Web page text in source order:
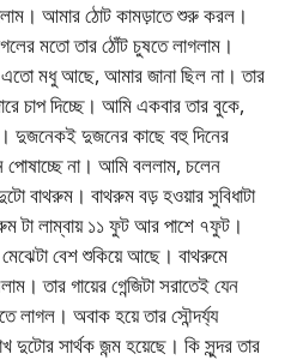
আমার ঠোট কামড়াতে শুরু করল।
মতো তার ঠোঁট চুষতে লাগলাম।
মধু আছে, আমার জানা ছিল না। তার
চাপ দিচ্ছে। আমি একবার তার বুকে,
দুজনেকই দুজনের কাছে বহু দিনের
পোষাচ্ছে না। আমি বললাম, চলেন
বাথরুম। বাথরুম বড় হওয়ার সুবিধাটা
টা লাম্বায় ১১ ফুট আর পাশে ৭ফুট।
বেশ শুকিয়ে আছে। বাথরুমে
তার গায়ের গেন্জিটা সরাতেই যেন
লাগল। অবাক হয়ে তার সৌন্দর্য্য
সার্থক জন্ম হয়েছে। কি সুন্দর তার